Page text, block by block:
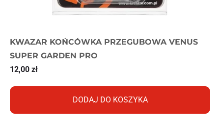
KWAZAR KOŃCÓWKA PRZEGUBOWA VENUS
SUPER GARDEN PRO
12,00 zł
DODAJ DO KOSZYKA